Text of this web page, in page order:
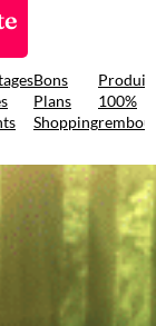
Bons
Plans
Shopping
Produit
100%